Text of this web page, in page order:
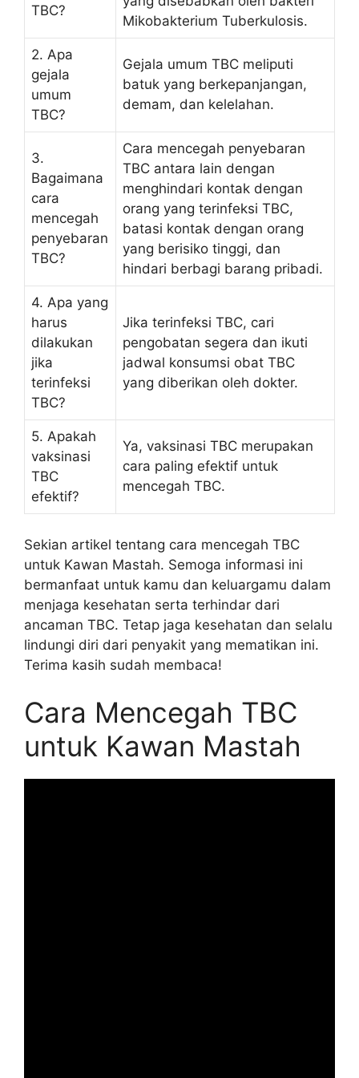
TBC?
Mikobakterium Tuberkulosis.
2. Apa
gejala
umum
TBC?
Gejala umum TBC meliputi
batuk yang berkepanjangan,
demam, dan kelelahan.
3.
Bagaimana
cara
mencegah
penyebaran
TBC?
Cara mencegah penyebaran
TBC antara lain dengan
menghindari kontak dengan
orang yang terinfeksi TBC,
batasi kontak dengan orang
yang berisiko tinggi, dan
hindari berbagi barang pribadi.
4. Apa yang
harus
dilakukan
jika
terinfeksi
TBC?
Jika terinfeksi TBC, cari
pengobatan segera dan ikuti
jadwal konsumsi obat TBC
yang diberikan oleh dokter.
5. Apakah
vaksinasi
TBC
efektif?
Ya, vaksinasi TBC merupakan
cara paling efektif untuk
mencegah TBC.
Sekian artikel tentang cara mencegah TBC
untuk Kawan Mastah. Semoga informasi ini
bermanfaat untuk kamu dan keluargamu dalam
menjaga kesehatan serta terhindar dari
ancaman TBC. Tetap jaga kesehatan dan selalu
lindungi diri dari penyakit yang mematikan ini.
Terima kasih sudah membaca!
Cara Mencegah TBC
untuk Kawan Mastah